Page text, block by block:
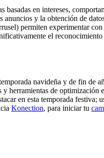
en intereses,
y la obtención de
permiten experimentar
el
navideña y de fin de
herramientas de
en esta temporada festiva;
Konection, para iniciar tu